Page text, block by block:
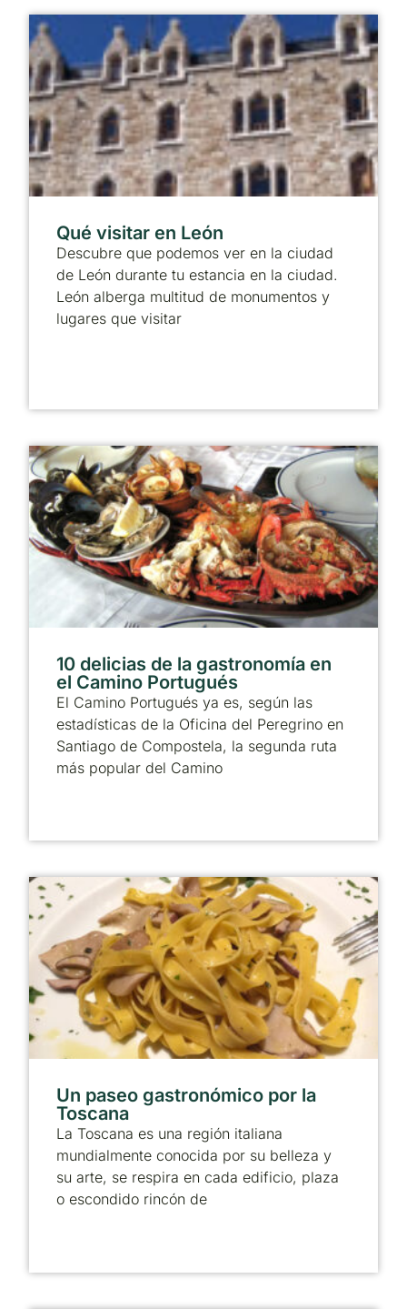
Qué visitar en León
Descubre que podemos ver en la ciudad
de León durante tu estancia en la ciudad.
León alberga multitud de monumentos y
lugares que visitar
10 delicias de la gastronomía en
el Camino Portugués
El Camino Portugués ya es, según las
estadísticas de la Oficina del Peregrino en
Santiago de Compostela, la segunda ruta
más popular del Camino
Un paseo gastronómico por la
Toscana
La Toscana es una región italiana
mundialmente conocida por su belleza y
su arte, se respira en cada edificio, plaza
o escondido rincón de